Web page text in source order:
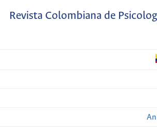
Revista Colombiana de